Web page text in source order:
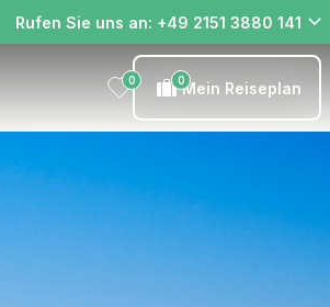
Rufen Sie uns an: +49 2151 3880 141
0 0Mein Reiseplan